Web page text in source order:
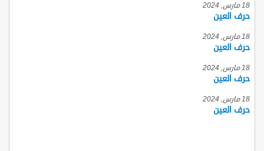
18 مارس, 2024
حرف العين
18 مارس, 2024
حرف العين
18 مارس, 2024
حرف العين
18 مارس, 2024
حرف العين